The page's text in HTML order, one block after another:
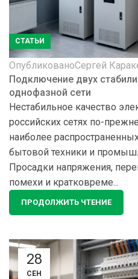
СТАТЬИ
ОпубликованоСергей
Подключение двух
однофазной сети
Нестабильное качество
российских сетях по-
наиболее
бытовой техники и
Просадки напряжения,
помехи и кратковреме...
ПРОДОЛЖИТЬ ЧТЕНИЕ
28
СЕН